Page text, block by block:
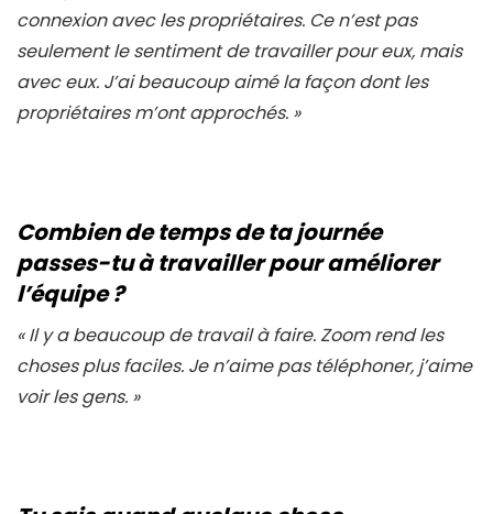
connexion avec les propriétaires. Ce n’est pas
seulement le sentiment de travailler pour eux, mais
avec eux. J’ai beaucoup aimé la façon dont les
propriétaires m’ont approchés. »
Combien de temps de ta journée
passes-tu à travailler pour améliorer
l’équipe ?
« Il y a beaucoup de travail à faire. Zoom rend les
choses plus faciles. Je n’aime pas téléphoner, j’aime
voir les gens. »